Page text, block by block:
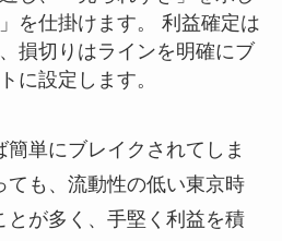
を仕掛けます。 利益確定は
損切りはラインを明確にブ
に設定します。
単にブレイクされてしま
ても、流動性の低い東京時
とが多く、手堅く利益を積